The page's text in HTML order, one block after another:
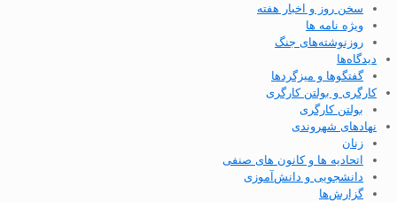
سخن روز و اخبار هفته
ویژه نامه ها
روزنوشته‌های جنگ
دیدگاه‌ها
گفتگوها و میزگردها
کارگری و بولتن کارگری
بولتن کارگری
نهادهای شهروندی
زنان
اتحادیه ها و کانون های صنفی
دانشجویی و دانش‌آموزی
گزارش‌ها